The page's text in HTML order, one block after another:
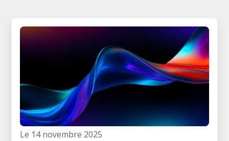
le 14 novembre 2025